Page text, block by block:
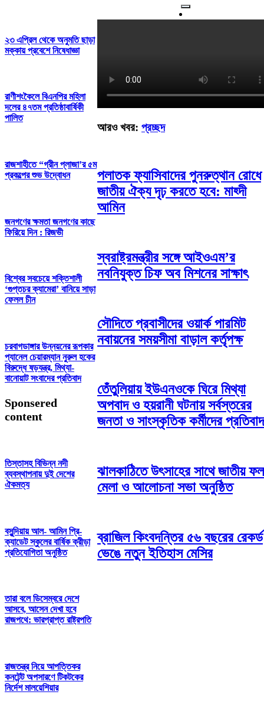
২৩ এপ্রিল থেকে অনুমতি ছাড়া
মক্কায় প্রবেশে নিষেধাজ্ঞা
রাণীশংকৈলে বিএনপির মহিলা
দলের ৪৭তম প্রতিষ্ঠাবার্ষিকী
পালিত
রাজশাহীতে “গ্রীন প্লাজা’র ৫ম
প্রকল্পের শুভ উদ্বোধন
জনগণের ক্ষমতা জনগণের কাছে
ফিরিয়ে দিন : রিজভী
বিশ্বের সবচেয়ে শক্তিশালী
‘গুপ্তচর ক্যামেরা’ বানিয়ে সাড়া
ফেলল চীন
চরবাগডাঙ্গার উন্নয়নের রূপকার
প্যানেল চেয়ারম্যান নুরুল হকের
বিরুদ্ধে ষড়যন্ত্র, মিথ্যা-
বানোয়াট সংবাদের প্রতিবাদ
Sponsered
content
তিস্তাসহ বিভিন্ন নদী
ব্যবস্থাপনায় দুই দেশের
ঐকমত্য
বসুন্দিয়ায় আল- আমিন প্রি-
ক্যাডেট স্কুলের বার্ষিক ক্রীড়া
প্রতিযোগিতা অনুষ্ঠিত
তারা বলে ডিসেম্বরে দেশে
আসবে, আসেন দেখা হবে
রাজপথে: ভারপ্রাপ্ত রাষ্ট্রপতি
রাজতন্ত্র নিয়ে আপত্তিকর
কনটেন্ট অপসারণে টিকটকের
নির্দেশ মালয়েশিয়ার
আরও খবর: প্রচ্ছদ
পলাতক ফ্যাসিবাদের পুনরুত্থান রোধে
জাতীয় ঐক্য দৃঢ় করতে হবে: মাহ্দী
আমিন
স্বরাষ্ট্রমন্ত্রীর সঙ্গে আইওএম’র
নবনিযুক্ত চিফ অব মিশনের সাক্ষাৎ
সৌদিতে প্রবাসীদের ওয়ার্ক পারমিট
নবায়নের সময়সীমা বাড়াল কর্তৃপক্ষ
তেঁতুলিয়ায় ইউএনওকে ঘিরে মিথ্যা
অপবাদ ও হয়রানী ঘটনায় সর্বস্তরের
জনতা ও সাংস্কৃতিক কর্মীদের প্রতিবাদ
ঝালকাঠিতে উৎসাহের সাথে জাতীয় ফল
মেলা ও আলোচনা সভা অনুষ্ঠিত
ব্রাজিল কিংবদন্তির ৫৬ বছরের রেকর্ড
ভেঙে নতুন ইতিহাস মেসির